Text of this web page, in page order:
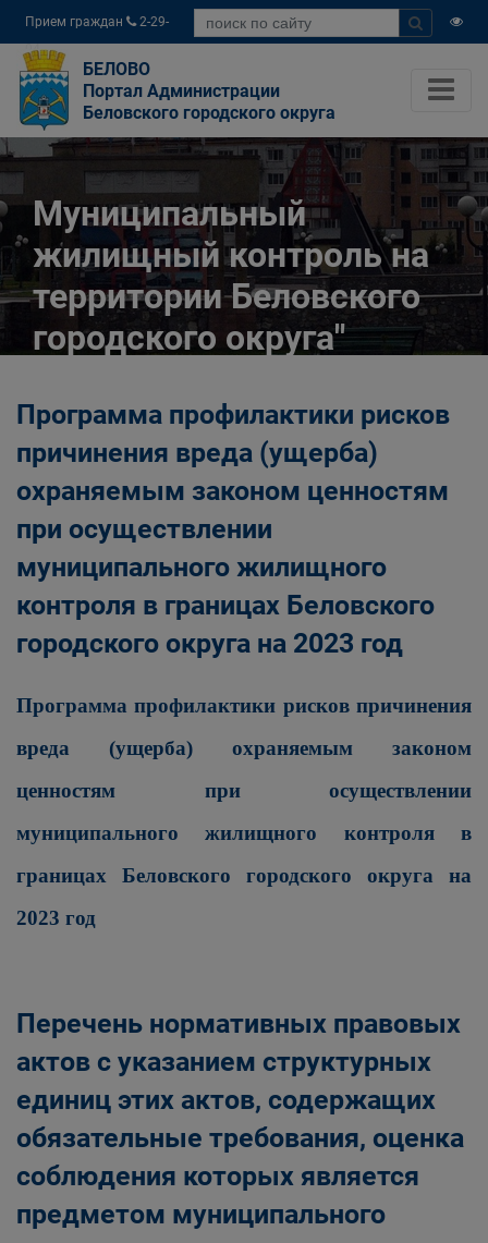
Прием граждан
2-29-
04
БЕЛОВО
Портал Администрации
Беловского городского округа
Муниципальный
жилищный контроль на
территории Беловского
городского округа"
Муниципальный контроль
Муниципальный жилищный контроль на
территории Беловского городского округа"
Программа профилактики рисков
причинения вреда (ущерба)
охраняемым законом ценностям
при осуществлении
муниципального жилищного
контроля в границах Беловского
городского округа на 2023 год
Программапрофилактики рисков причинения
вреда (ущерба) охраняемым законом
ценностям при осуществлении
муниципального жилищного контроля в
границах Беловского городского округа на
2023 год
Перечень нормативных правовых
актов с указанием структурных
единиц этих актов, содержащих
обязательные требования, оценка
соблюдения которых является
предметом муниципального